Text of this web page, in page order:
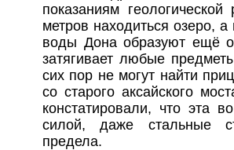
показаниям
метров находиться озеро,
воды Дона образуют ещё
затягивает любые
сих пор не могут найти
со старого аксайского
констатировали, что эта
силой, даже стальные
предела.